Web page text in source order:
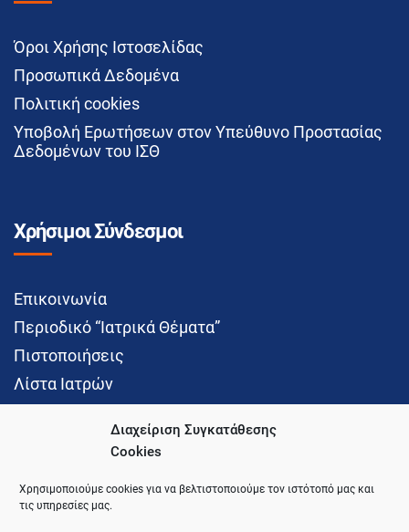
Διαχείριση Συγκατάθεσης
Cookies
Χρησιμοποιούμε cookies για να βελτιστοποιούμε τον ιστότοπό μας και
τις υπηρεσίες μας.
Όροι Χρήσης Ιστοσελίδας
Προσωπικά Δεδομένα
Πολιτική cookies
Υποβολή Ερωτήσεων στον Υπεύθυνο Προστασίας
Δεδομένων του ΙΣΘ
Χρήσιμοι Σύνδεσμοι
Επικοινωνία
Περιοδικό “Ιατρικά Θέματα”
Πιστοποιήσεις
Λίστα Ιατρών
Social Media